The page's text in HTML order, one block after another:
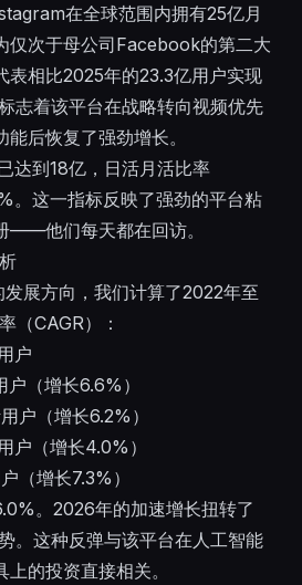
在全球范围内拥有25亿月
仅次于母公司Facebook的第二大
表相比2025年的23.3亿用户实现
志着该平台在战略转向视频优先
能后恢复了强劲增长。
达到18亿，日活月活比率
。这一指标反映了强劲的平台粘
——他们每天都在回访。
展方向，我们计算了2022年至
（CAGR）：
户
（增长6.6%）
户（增长6.2%）
户（增长4.0%）
（增长7.3%）
。2026年的加速增长扭转了
。这种反弹与该平台在人工智能
的投资直接相关。